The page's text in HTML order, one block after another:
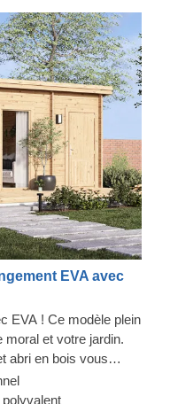
EVA avec
EVA ! Ce modèle plein
moral et votre jardin.
abri en bois vous
Les matériaux sont
ordinaire, surtout si